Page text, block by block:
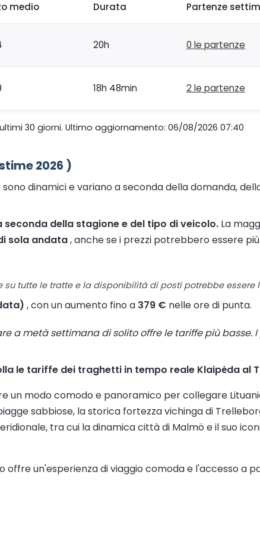
medio Durata Partenze
20h 0 le partenze
18h 48min 2 le partenze
30 giorni. Ultimo aggiornamento: 06/08/2026 07:40
2026 )
dinamici e variano a seconda della domanda,
della stagione e del tipo di veicolo. La
sola andata, anche se i prezzi potrebbero essere
tutte le tratte e la disponibilità di posti potrebbe essere
, con un aumento fino a 379 € nelle ore di punta.
a metà settimana di solito offre le tariffe più basse.
le tariffe dei traghetti in tempo reale Klaipėda al
modo comodo e panoramico per collegare
sabbiose, la storica fortezza vichinga di
tra cui la dinamica città di Malmö e il suo
offre un'esperienza di viaggio comoda e l'accesso a